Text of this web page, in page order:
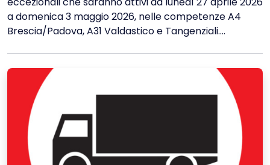
a domenica 3 maggio 2026, nelle competenze A4
Brescia/Padova, A31 Valdastico e Tangenziali....